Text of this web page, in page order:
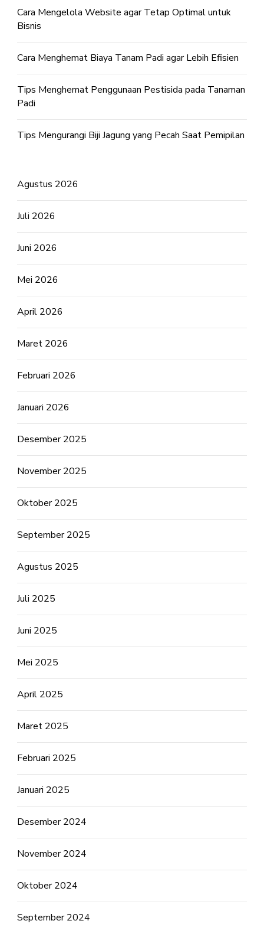
Cara Mengelola Website agar Tetap Optimal untuk
Bisnis
Cara Menghemat Biaya Tanam Padi agar Lebih Efisien
Tips Menghemat Penggunaan Pestisida pada Tanaman
Padi
Tips Mengurangi Biji Jagung yang Pecah Saat Pemipilan
Agustus 2026
Juli 2026
Juni 2026
Mei 2026
April 2026
Maret 2026
Februari 2026
Januari 2026
Desember 2025
November 2025
Oktober 2025
September 2025
Agustus 2025
Juli 2025
Juni 2025
Mei 2025
April 2025
Maret 2025
Februari 2025
Januari 2025
Desember 2024
November 2024
Oktober 2024
September 2024